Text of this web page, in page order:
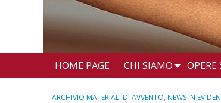
HOME PAGE CHI SIAMO OPERE
ARCHIVIO MATERIALI DI AVVENTO, NEWS IN